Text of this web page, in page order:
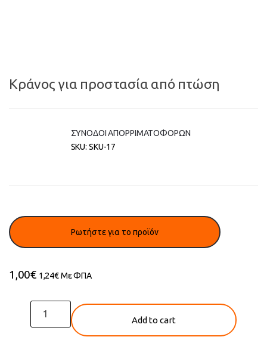
Κράνος για προστασία από πτώση
ΣΥΝΟΔΟΙ ΑΠΟΡΡΙΜΑΤΟΦΟΡΩΝ
SKU: SKU-17
1,00€ 1,24€Με ΦΠΑ
Add to cart